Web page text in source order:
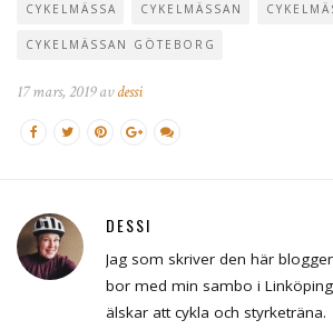
CYKELMÄSSA CYKELMÄSSAN
CYKELMÄSSAN GÖTEBORG
17 mars, 2019 avdessi
DESSI
Jag som skriver den här
bor med min sambo i
älskar att cykla och styrketräna.